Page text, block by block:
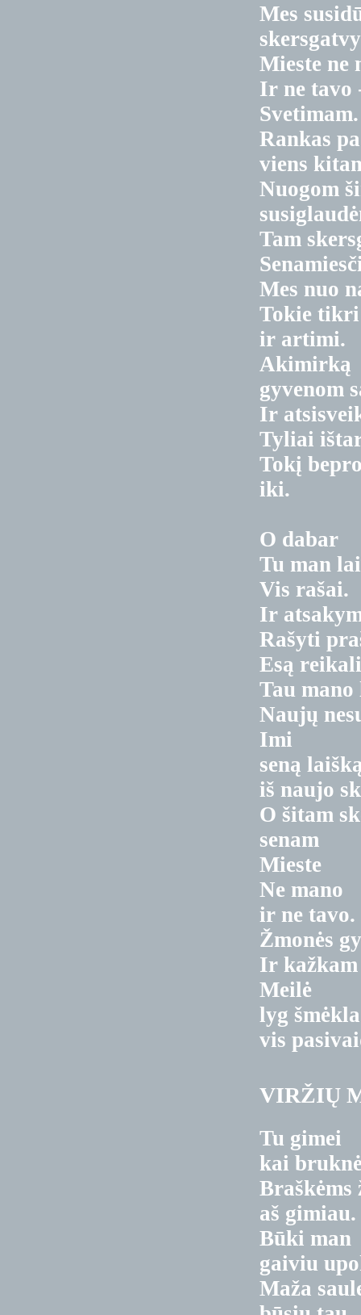
Mes
Mieste ne
Ir ne tavo
Svetimam.
Rankas
viens
Nuogom
Tam
Mes nuo
Tokie tikri
ir artimi.
Akimirką
gyvenom
Ir
Tyliai
Tokį
iki.
O dabar
Tu man
Vis rašai.
Ir
Rašyti
Esą
Tau
Naujų
Imi
seną
iš naujo
O šitam
senam
Mieste
Ne mano
ir ne tavo.
Žmonės
Ir kažkam
Meilė
lyg šmėkla
vis
VIRŽIŲ
Tu gimei
kai
Braškėms
aš gimiau.
Būki man
gaiviu
Maža